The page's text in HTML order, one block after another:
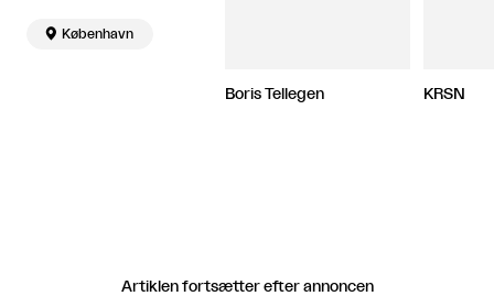
blev først kendt i 2001
under navnet HuskMitNavn.
 København
Boris Tellegen KRSN
Artiklen fortsætter efter annoncen